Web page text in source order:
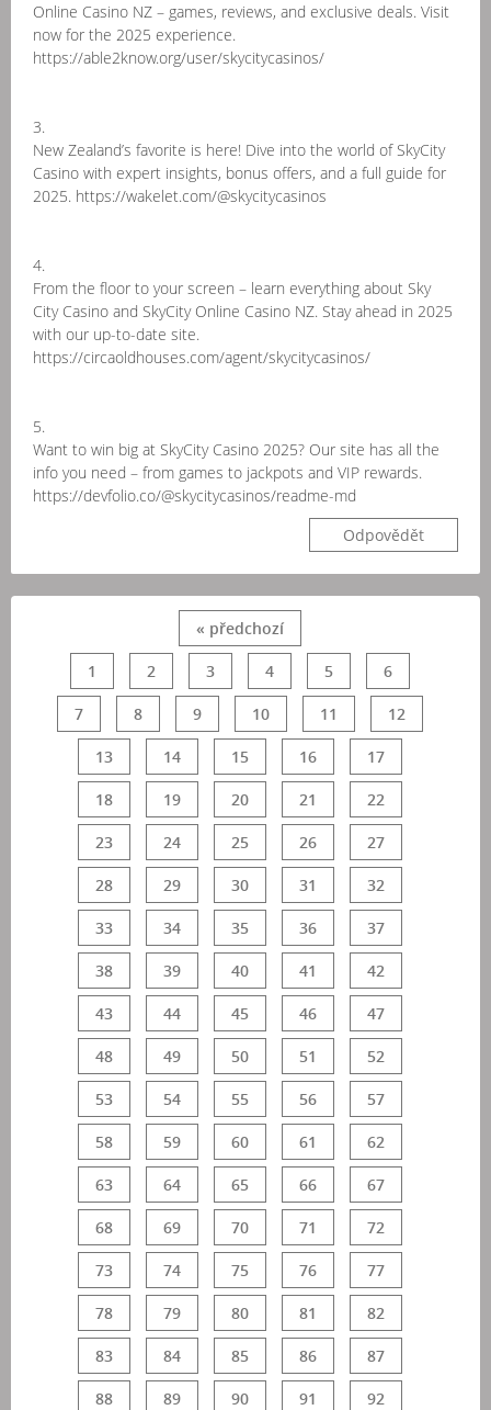
Online Casino NZ – games, reviews, and exclusive deals. Visit
now for the 2025 experience.
https://able2know.org/user/skycitycasinos/
3.
New Zealand’s favorite is here! Dive into the world of SkyCity
Casino with expert insights, bonus offers, and a full guide for
2025. https://wakelet.com/@skycitycasinos
4.
From the floor to your screen – learn everything about Sky
City Casino and SkyCity Online Casino NZ. Stay ahead in 2025
with our up-to-date site.
https://circaoldhouses.com/agent/skycitycasinos/
5.
Want to win big at SkyCity Casino 2025? Our site has all the
info you need – from games to jackpots and VIP rewards.
https://devfolio.co/@skycitycasinos/readme-md
Odpovědět
« předchozí
1 2 3 4 5 6
7 8 9 10 11 12
13 14 15 16 17
18 19 20 21 22
23 24 25 26 27
28 29 30 31 32
33 34 35 36 37
38 39 40 41 42
43 44 45 46 47
48 49 50 51 52
53 54 55 56 57
58 59 60 61 62
63 64 65 66 67
68 69 70 71 72
73 74 75 76 77
78 79 80 81 82
83 84 85 86 87
88 89 90 91 92